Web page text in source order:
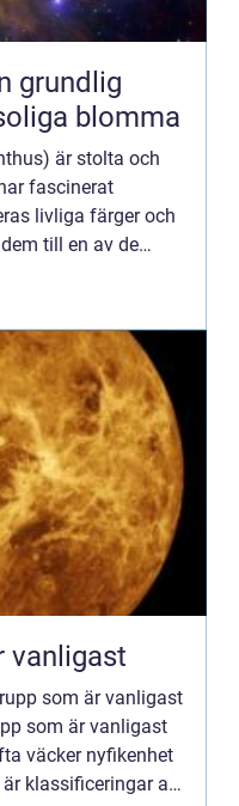
grundlig
blomma
är stolta och
fascinerat
livliga färger och
till en av de
vanligast
som är vanligast
som är vanligast
väcker nyfikenhet
klassificeringar av